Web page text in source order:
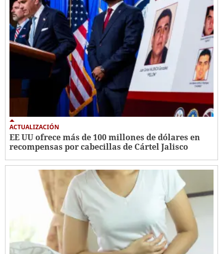
ACTUALIZACIÓN
EE UU ofrece más de 100 millones de dólares en
recompensas por cabecillas de Cártel Jalisco